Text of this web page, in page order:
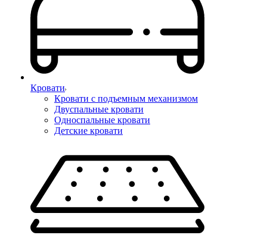
Кровати
Кровати с подъемным механизмом
Двуспальные кровати
Односпальные кровати
Детские кровати